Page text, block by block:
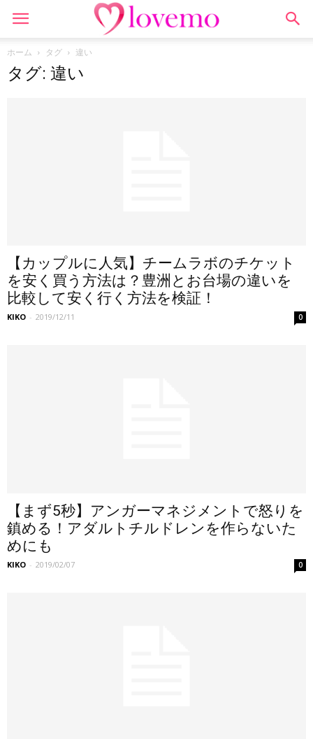
ホーム タグ 違い
タグ: 違い
【カップルに人気】チームラボのチケット
を安く買う方法は？豊洲とお台場の違いを
比較して安く行く方法を検証！
KIKO - 2019/12/11 0
【まず5秒】アンガーマネジメントで怒りを
鎮める！アダルトチルドレンを作らないた
めにも
KIKO - 2019/02/07 0